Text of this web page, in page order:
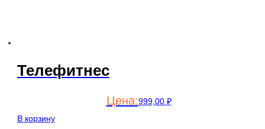
Телефитнес
999,00 ₽
В корзину